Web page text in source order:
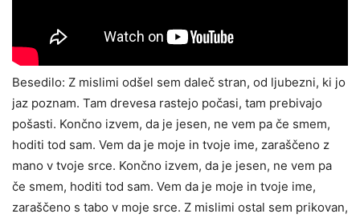
Besedilo: Z mislimi odšel sem daleč stran, od ljubezni, ki jo
jaz poznam. Tam drevesa rastejo počasi, tam prebivajo
pošasti. Končno izvem, da je jesen, ne vem pa če smem,
hoditi tod sam. Vem da je moje in tvoje ime, zaraščeno z
mano v tvoje srce. Končno izvem, da je jesen, ne vem pa
če smem, hoditi tod sam. Vem da je moje in tvoje ime,
zaraščeno s tabo v moje srce. Z mislimi ostal sem prikovan,